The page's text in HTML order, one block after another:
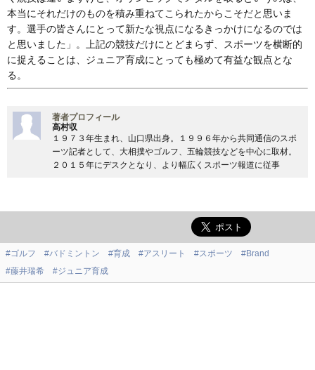
本当にそれだけのものを積み重ねてこられたからこそだと思いま
す。選手の皆さんにとって新たな視点になるきっかけになるのでは
と思いました」。上記の競技だけにとどまらず、スポーツを横断的
に捉えることは、ジュニア育成にとっても極めて有益な観点とな
る。
著者プロフィール
高村収
１９７３年生まれ、山口県出身。１９９６年から共同通信のスポ
ーツ記者として、大相撲やゴルフ、五輪競技などを中心に取材。
２０１５年にデスクとなり、より幅広くスポーツ報道に従事
#ゴルフ #バドミントン #育成 #アスリート #スポーツ
#Brand
#藤井瑞希
#ジュニア育成